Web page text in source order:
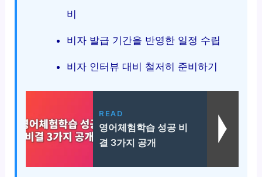
비
비자 발급 기간을 반영한 일정 수립
비자 인터뷰 대비 철저히 준비하기
READ
영어체험학습 성공 비
결 3가지 공개